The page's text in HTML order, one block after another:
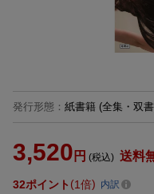
発行形態 ： 紙書籍 (全集・双
3,520 円 (税込) 送料
32ポイント 1倍 内訳